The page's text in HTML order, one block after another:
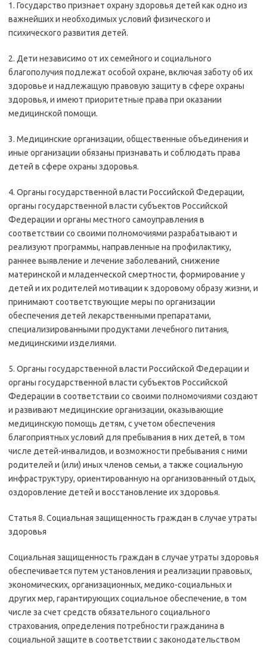
1. Государство признает охрану здоровья детей как одно из
важнейших и необходимых условий физического и
психического развития детей.
2. Дети независимо от их семейного и социального
благополучия подлежат особой охране, включая заботу об их
здоровье и надлежащую правовую защиту в сфере охраны
здоровья, и имеют приоритетные права при оказании
медицинской помощи.
3. Медицинские организации, общественные объединения и
иные организации обязаны признавать и соблюдать права
детей в сфере охраны здоровья.
4. Органы государственной власти Российской Федерации,
органы государственной власти субъектов Российской
Федерации и органы местного самоуправления в
соответствии со своими полномочиями разрабатывают и
реализуют программы, направленные на профилактику,
раннее выявление и лечение заболеваний, снижение
материнской и младенческой смертности, формирование у
детей и их родителей мотивации к здоровому образу жизни, и
принимают соответствующие меры по организации
обеспечения детей лекарственными препаратами,
специализированными продуктами лечебного питания,
медицинскими изделиями.
5. Органы государственной власти Российской Федерации и
органы государственной власти субъектов Российской
Федерации в соответствии со своими полномочиями создают
и развивают медицинские организации, оказывающие
медицинскую помощь детям, с учетом обеспечения
благоприятных условий для пребывания в них детей, в том
числе детей-инвалидов, и возможности пребывания с ними
родителей и (или) иных членов семьи, а также социальную
инфраструктуру, ориентированную на организованный отдых,
оздоровление детей и восстановление их здоровья.
Статья 8. Социальная защищенность граждан в случае утраты
здоровья
Социальная защищенность граждан в случае утраты здоровья
обеспечивается путем установления и реализации правовых,
экономических, организационных, медико-социальных и
других мер, гарантирующих социальное обеспечение, в том
числе за счет средств обязательного социального
страхования, определения потребности гражданина в
социальной защите в соответствии с законодательством